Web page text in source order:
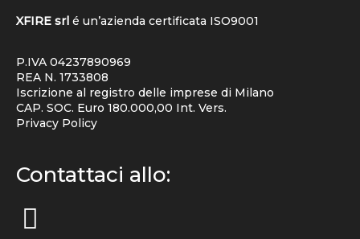
XFIRE srl é un’azienda certificata ISO9001
P.IVA 04237890969
REA N. 1733808
Iscrizione al registro delle imprese di Milano
CAP. SOC. Euro 180.000,00 Int. Vers.
Privacy Policy
Contattaci allo: